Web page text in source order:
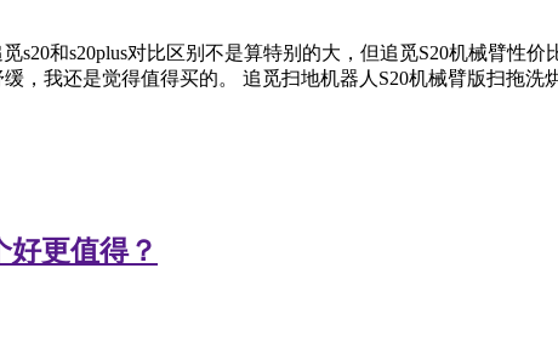
s20和s20plus对比区别不是算特别的大，但追觅S20机械臂性价
，我还是觉得值得买的。 追觅扫地机器人S20机械臂版扫拖洗
好更值得？